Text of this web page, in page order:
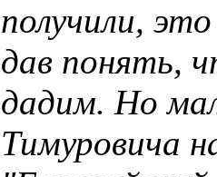
получили,
дав понять,
дадим. Но
Тимуровича